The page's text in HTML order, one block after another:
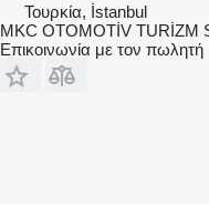
Τουρκία, İstanbul
MKC OTOMOTİV TURİZM
Επικοινωνία με τον πωλητή